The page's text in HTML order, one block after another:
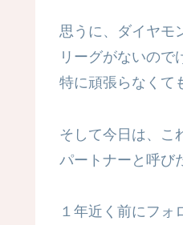
思うに、ダイヤモ
リーグがないので
特に頑張らなくて
そして今日は、こ
パートナーと呼び
１年近く前にフォ